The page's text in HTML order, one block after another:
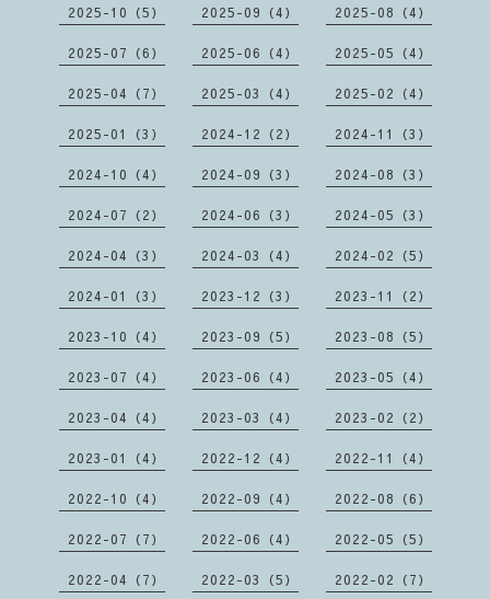
2025-10（5） 2025-09（4） 2025-08（4）
2025-07（6） 2025-06（4） 2025-05（4）
2025-04（7） 2025-03（4） 2025-02（4）
2025-01（3） 2024-12（2） 2024-11（3）
2024-10（4） 2024-09（3） 2024-08（3）
2024-07（2） 2024-06（3） 2024-05（3）
2024-04（3） 2024-03（4） 2024-02（5）
2024-01（3） 2023-12（3） 2023-11（2）
2023-10（4） 2023-09（5） 2023-08（5）
2023-07（4） 2023-06（4） 2023-05（4）
2023-04（4） 2023-03（4） 2023-02（2）
2023-01（4） 2022-12（4） 2022-11（4）
2022-10（4） 2022-09（4） 2022-08（6）
2022-07（7） 2022-06（4） 2022-05（5）
2022-04（7） 2022-03（5） 2022-02（7）